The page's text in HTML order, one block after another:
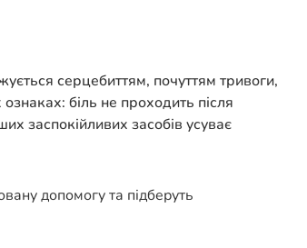
серцебиттям, почуттям тривоги,
біль не проходить після
заспокійливих засобів усуває
допомогу та підберуть